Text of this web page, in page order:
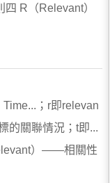
R（Relevant）
；r即relevan
的關聯情況；t即...
）——相關性